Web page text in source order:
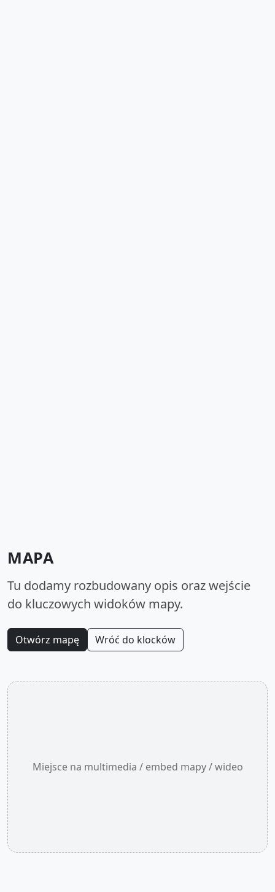
MAPA
Tu dodamy rozbudowany opis oraz wejście
do kluczowych widoków mapy.
Otwórz mapę Wróć do klocków
Miejsce na multimedia / embed mapy / wideo